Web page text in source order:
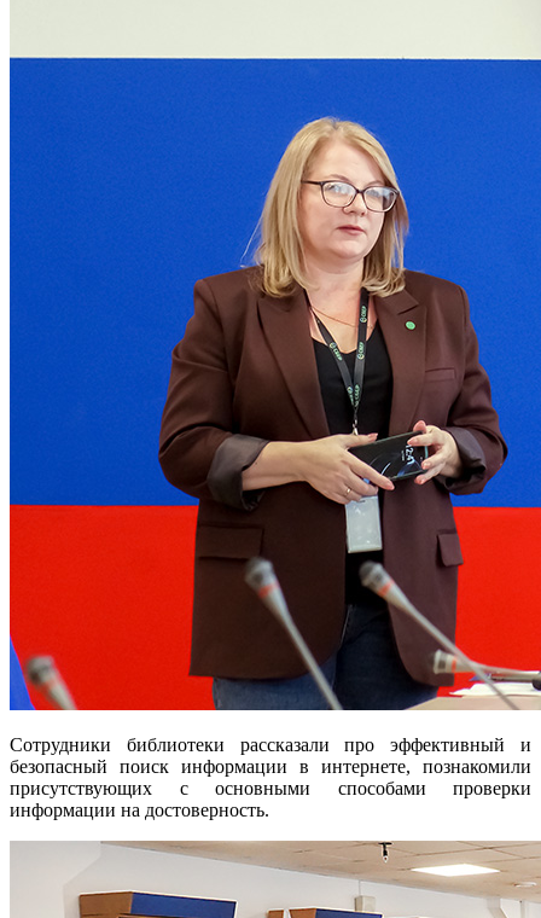
Сотрудники библиотеки рассказали про эффективный и
безопасный поиск информации в интернете, познакомили
присутствующих с основными способами проверки
информации на достоверность.